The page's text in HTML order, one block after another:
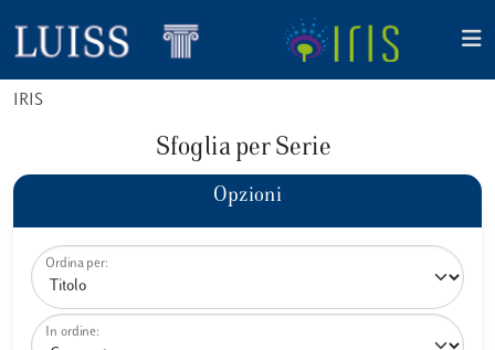
IRIS
Sfoglia per Serie
Opzioni
Ordina per:
In ordine: